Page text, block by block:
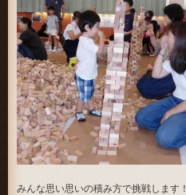
みんな思い思いの積み方で挑戦します！